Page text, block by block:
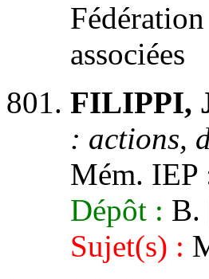
associées
FILIPPI,
: actions,
Mém. IEP
Dépôt : B.
Sujet(s) :